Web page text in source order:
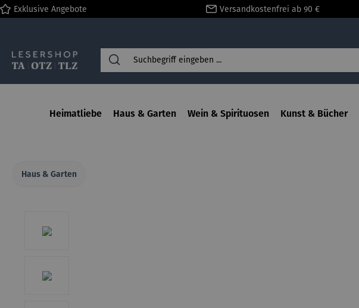
Zur Hauptnavigation springen
Exklusive Angebote Versandkostenfrei ab 90 €
Heimatliebe Haus & Garten Wein & Spirituosen Kunst & Bücher
Haus & Garten